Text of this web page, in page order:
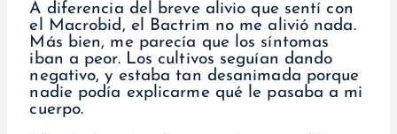
A diferencia del breve alivio que sentí con
el Macrobid, el Bactrim no me alivió nada.
Más bien, me parecía que los síntomas
iban a peor. Los cultivos seguían dando
negativo, y estaba tan desanimada porque
nadie podía explicarme qué le pasaba a mi
cuerpo.